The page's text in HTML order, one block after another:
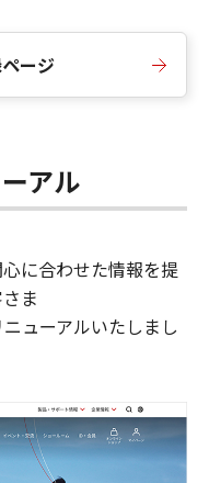
ージ
アル
に合わせた情報を提
ま
ューアルいたしまし